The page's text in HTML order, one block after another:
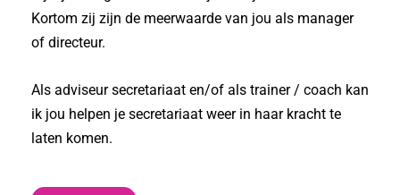
Kortom zij zijn de meerwaarde van jou als manager
of directeur.
Als adviseur secretariaat en/of als trainer / coach kan
ik jou helpen je secretariaat weer in haar kracht te
laten komen.